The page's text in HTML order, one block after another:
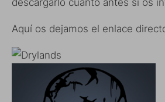
Aquí os dejamos el enlace